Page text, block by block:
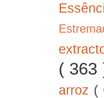
(
arroz (